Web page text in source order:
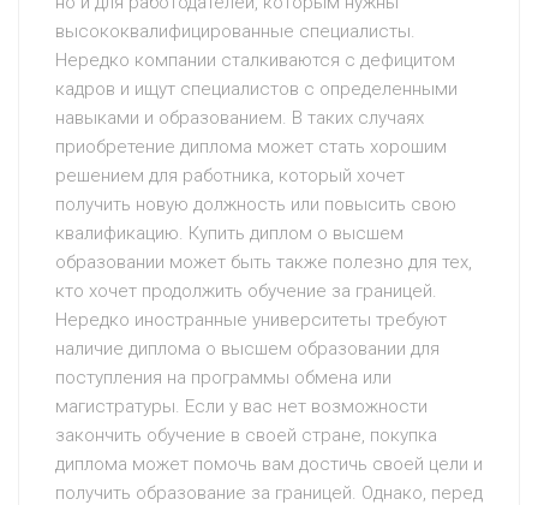
высококвалифицированные специалисты.
Нередко компании сталкиваются с дефицитом
кадров и ищут специалистов с определенными
навыками и образованием. В таких случаях
приобретение диплома может стать хорошим
решением для работника, который хочет
получить новую должность или повысить свою
квалификацию. Купить диплом о высшем
образовании может быть также полезно для тех,
кто хочет продолжить обучение за границей.
Нередко иностранные университеты требуют
наличие диплома о высшем образовании для
поступления на программы обмена или
магистратуры. Если у вас нет возможности
закончить обучение в своей стране, покупка
диплома может помочь вам достичь своей цели и
получить образование за границей. Однако, перед